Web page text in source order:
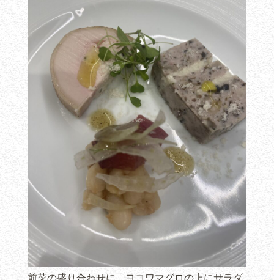
前菜の盛り合わせに、ヨコワマグロの上にサラダ